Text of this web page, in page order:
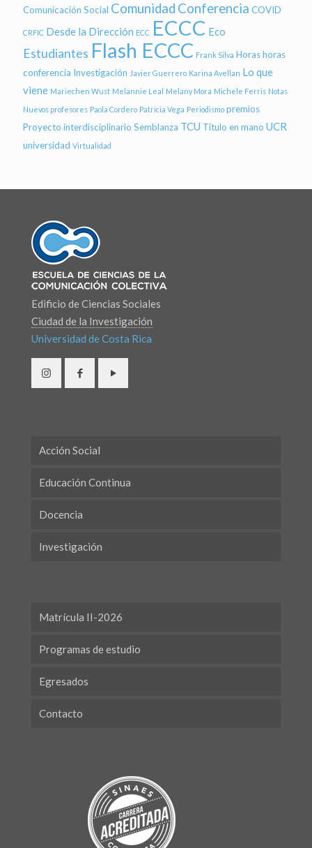
Comunicación Social Comunidad Conferencia COVID
CRFIC Desde la Dirección ECC ECCC Eco
Estudiantes Flash ECCC Frank Silva Horashoras
conferencia Investigación Javier Guerrero Karina Avellan Lo que
viene Mariechen Wust Melannie Leal Melany Mora Michele Ferris Notas
Nuevos profesores Paola Cordero Patricia Vega Periodismo premios
Proyecto interdisciplinario Semblanza TCU Título en mano UCR
universidad Virtualidad
Edificio de Ciencias Sociales
Ciudad de la Investigación
Universidad de Costa Rica
Acción Social
Educación Continua
Docencia
Investigación
Matrícula II-2026
Programas de estudio
Egresados
Contacto